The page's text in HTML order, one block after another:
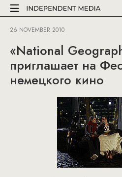
26 NOVEMBER 2010
«National
приглашает на
немецкого кино